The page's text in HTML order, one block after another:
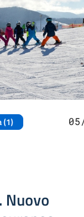
(1)
Nuovo